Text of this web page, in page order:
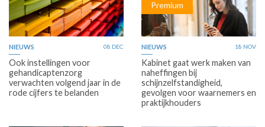
NIEUWS 08 DEC
Ook instellingen voor
gehandicaptenzorg
verwachten volgend jaar in de
rode cijfers te belanden
Premium
NIEUWS 18 NOV
Kabinet gaat werk maken van
naheffingen bij
schijnzelfstandigheid,
gevolgen voor waarnemers en
praktijkhouders